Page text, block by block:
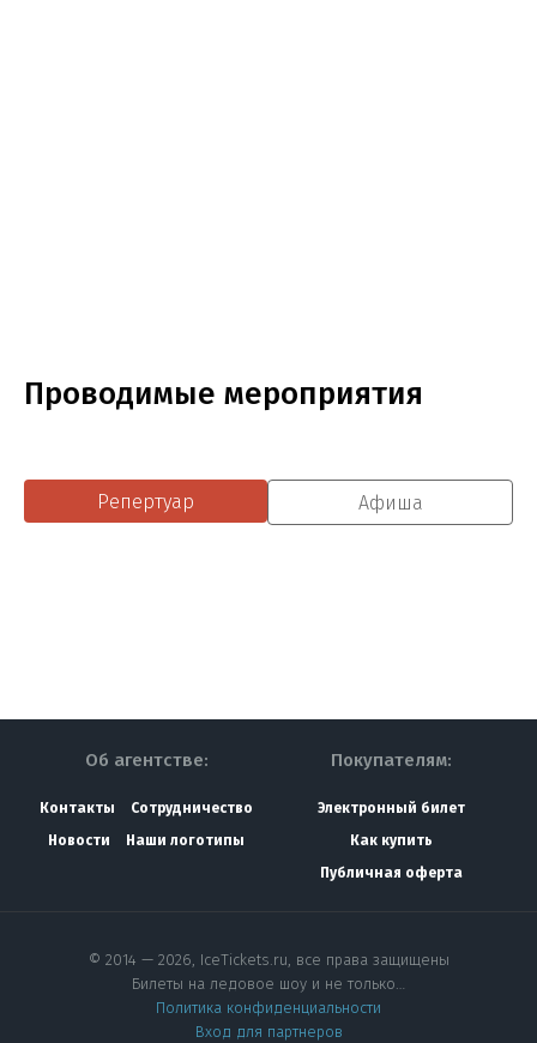
Проводимые мероприятия
Репертуар Афиша
Об агентстве:
Контакты
Сотрудничество
Новости
Наши логотипы
Покупателям:
Электронный билет
Как купить
Публичная оферта
© 2014 — 2026, IceTickets.ru, все права защищены
Билеты на ледовое шоу и не только…
Политика конфиденциальности
Вход для партнеров